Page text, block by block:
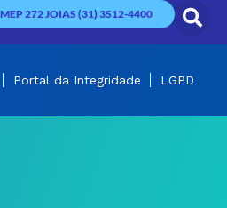
272 JOIAS (31) 3512-4400
Portal da Integridade LGPD